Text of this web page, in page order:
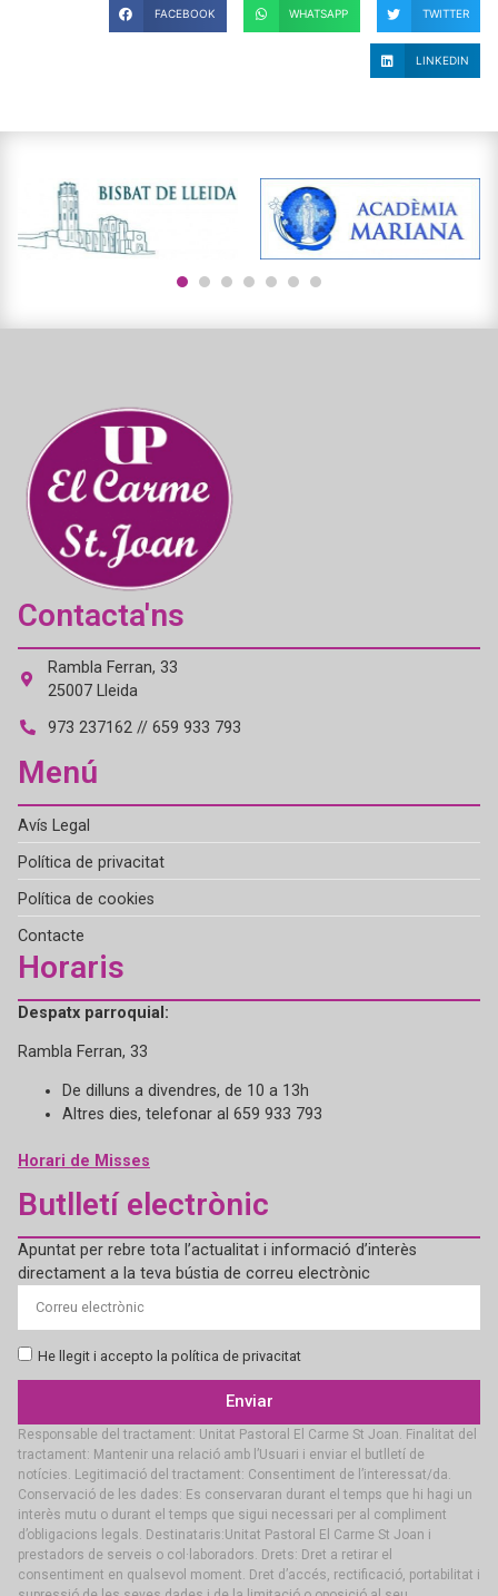
FACEBOOK WHATSAPP TWITTER
LINKEDIN
Contacta'ns
Rambla Ferran, 33
25007 Lleida
973 237162 // 659 933 793
Menú
Avís Legal
Política de privacitat
Política de cookies
Contacte
Horaris
Despatx parroquial:
Rambla Ferran, 33
De dilluns a divendres, de 10 a 13h
Altres dies, telefonar al 659 933 793
Horari de Misses
Butlletí electrònic
Apuntat per rebre tota l’actualitat i informació d’interès
directament a la teva bústia de correu electrònic
He llegit i accepto la política de privacitat
Enviar
Responsable del tractament: Unitat Pastoral El Carme St Joan. Finalitat del
tractament: Mantenir una relació amb l’Usuari i enviar el butlletí de
notícies. Legitimació del tractament: Consentiment de l’interessat/da.
Conservació de les dades: Es conservaran durant el temps que hi hagi un
interès mutu o durant el temps que sigui necessari per al compliment
d’obligacions legals. Destinataris:Unitat Pastoral El Carme St Joan i
prestadors de serveis o col·laboradors. Drets: Dret a retirar el
consentiment en qualsevol moment. Dret d’accés, rectificació, portabilitat i